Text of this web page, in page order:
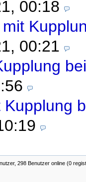
00:18
00:21
Kupplung
298 Benutzer online (0